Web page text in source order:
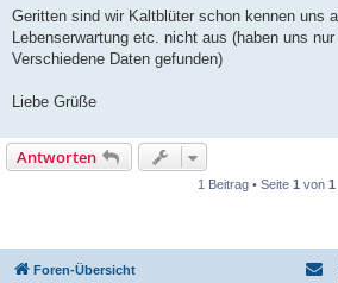
Geritten sind wir Kaltblüter schon kennen uns
Lebenserwartung etc. nicht aus (haben uns
Verschiedene Daten gefunden)
Liebe Grüße
Antworten
1 Beitrag • Seite 1 von 1
Foren-Übersicht